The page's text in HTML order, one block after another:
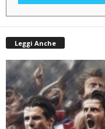
Leggi Anche